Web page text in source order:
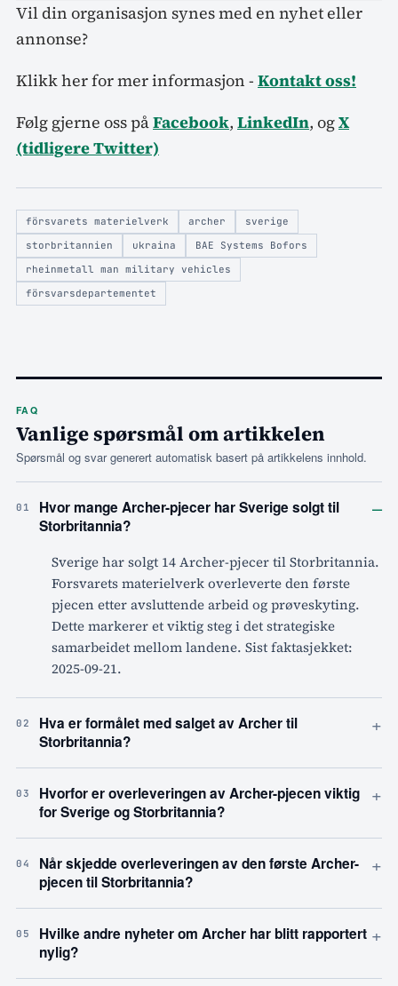
Vil din organisasjon synes med en nyhet eller
annonse?
Klikk her for mer informasjon - Kontakt oss!
Følg gjerne oss påFacebook, LinkedIn, ogX
(tidligere Twitter)
försvarets materielverk archer
sverige
storbritannien
ukraina
BAE Systems Bofors
rheinmetall man military vehicles
försvarsdepartementet
FAQ
Vanlige spørsmål om artikkelen
Spørsmål og svar generert automatisk basert på artikkelens innhold.
01
Hvor mange Archer-pjecer har Sverige solgt til
Storbritannia?
–
Sverige har solgt 14 Archer-pjecer til Storbritannia.
Forsvarets materielverk overleverte den første
pjecen etter avsluttende arbeid og prøveskyting.
Dette markerer et viktig steg i det strategiske
samarbeidet mellom landene. Sist faktasjekket:
2025-09-21.
02
Hva er formålet med salget av Archer til
Storbritannia?
+
03
Hvorfor er overleveringen av Archer-pjecen viktig
for Sverige og Storbritannia?
+
04
Når skjedde overleveringen av den første Archer-
pjecen til Storbritannia?
+
05
Hvilke andre nyheter om Archer har blitt rapportert
nylig?
+